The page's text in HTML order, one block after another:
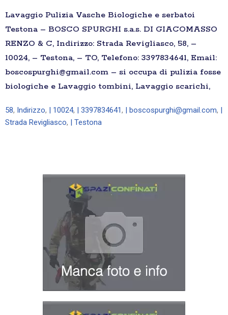
Lavaggio Pulizia Vasche Biologiche e serbatoi
Testona – BOSCO SPURGHI s.a.s. DI GIACOMASSO
RENZO & C, Indirizzo: Strada Revigliasco, 58, –
10024, – Testona, – TO, Telefono: 3397834641, Email:
boscospurghi@gmail.com – si occupa di pulizia fosse
biologiche e Lavaggio tombini, Lavaggio scarichi,
58, Indirizzo, | 10024, | 3397834641, | boscospurghi@gmail.com,
Strada Revigliasco, | Testona